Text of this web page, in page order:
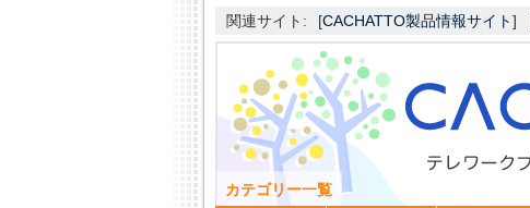
関連サイト: [CACHATTO製品情報サイト]
カテゴリー一覧